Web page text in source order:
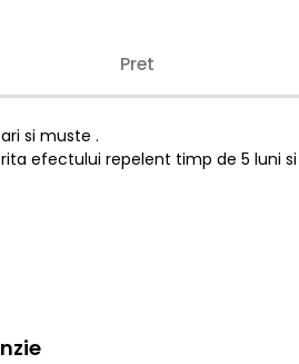
Pret
si muste .
efectului repelent timp de 5 luni si